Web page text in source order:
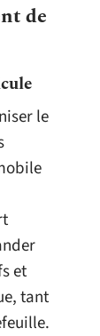
de
le
et
tant